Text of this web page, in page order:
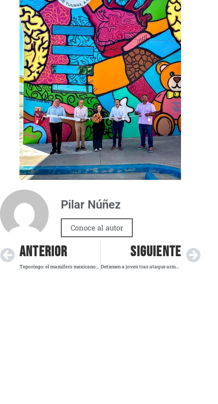
Pilar Núñez
Conoce al autor
ANTERIOR
Teporingo: el mamífero mexicano que la deforestación empuja a la extinción
SIGUIENTE
Detienen a joven tras ataque armado en Álvaro Obregón que dejó una mujer fallecida